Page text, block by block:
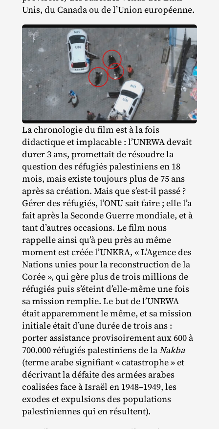
Unis, du Canada ou de l’Union européenne.
La chronologie du film est à la fois
didactique et implacable : l’UNRWA devait
durer 3 ans, promettait de résoudre la
question des réfugiés palestiniens en 18
mois, mais existe toujours plus de 75 ans
après sa création. Mais que s’est‐​il passé ?
Gérer des réfugiés, l’ONU sait faire ; elle l’a
fait après la Seconde Guerre mondiale, et à
tant d’autres occasions. Le film nous
rappelle ainsi qu’à peu près au même
moment est créée l’UNKRA, « L’Agence des
Nations unies pour la reconstruction de la
Corée », qui gère plus de trois millions de
réfugiés puis s’éteint d’elle‐​même une fois
sa mission remplie. Le but de l’UNRWA
était apparemment le même, et sa mission
initiale était d’une durée de trois ans :
porter assistance provisoirement aux 600 à
700.000 réfugiés palestiniens de laNakba
(terme arabe signifiant « catastrophe » et
décrivant la défaite des armées arabes
coalisées face à Israël en 1948–1949, les
exodes et expulsions des populations
palestiniennes qui en résultent).